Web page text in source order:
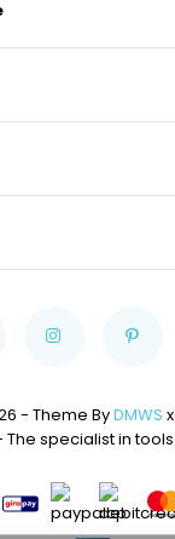
- Theme ByDMWS x
The specialist in tools